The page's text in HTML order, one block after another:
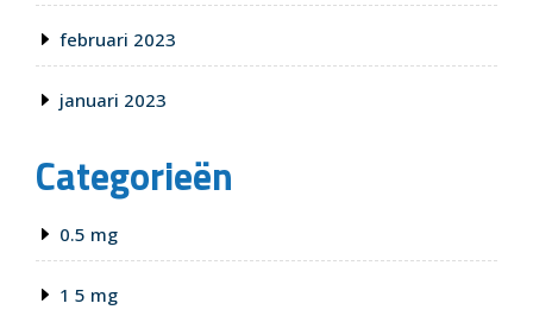
februari 2023
januari 2023
Categorieën
0.5 mg
1 5 mg